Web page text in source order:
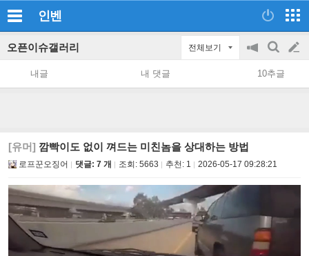
인벤
오픈이슈갤러리 전체보기
공
지
on/off
검
색
글
쓰
내글 내 댓글 10추글
[유머] 깜빡이도 없이 껴드는 미친놈을 상대하는 방법
로프꾼오징어 댓글: 7 개 조회: 5663 추천: 1 2026-05-17 09:28:21